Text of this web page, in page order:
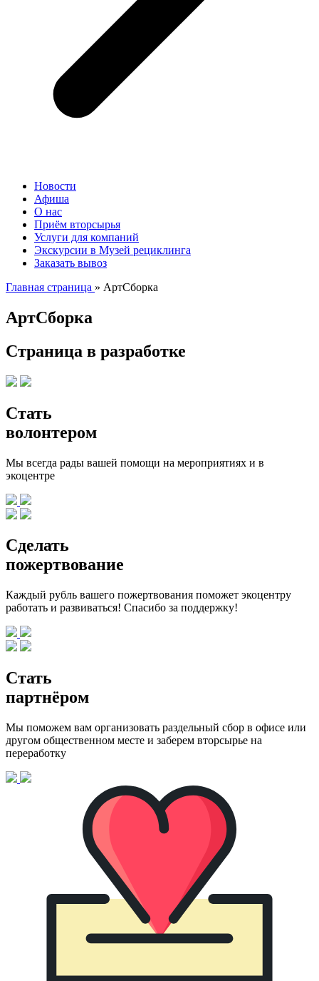
Новости
Афиша
О нас
Приём вторсырья
Услуги для компаний
Экскурсии в Музей рециклинга
Заказать вывоз
Главная страница » АртСборка
АртСборка
Страница в разработке
Стать
волонтером
Мы всегда рады вашей помощи на мероприятиях и в
экоцентре
Сделать
пожертвование
Каждый рубль вашего пожертвования поможет экоцентру
работать и развиваться! Спасибо за поддержку!
Стать
партнёром
Мы поможем вам организовать раздельный сбор в офисе или
другом общественном месте и заберем вторсырье на
переработку